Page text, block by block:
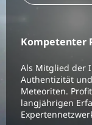
Kompetenter
Als Mitglied der
Authentizität
Meteoriten.
langjährigen